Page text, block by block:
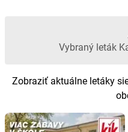
Vybraný leták
Zobraziť aktuálne letáky